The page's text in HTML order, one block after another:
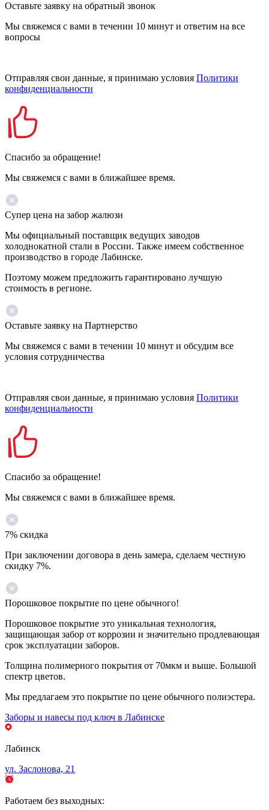
Оставьте заявку на обратный звонок
Мы свяжемся с вами в течении 10 минут и ответим на все
вопросы
Отправляя свои данные, я принимаю условия Политики
конфиденциальности
Спасибо за обращение!
Мы свяжемся с вами в ближайшее время.
Супер цена на забор жалюзи
Мы официальный поставщик ведущих заводов
холоднокатной стали в России. Также имеем собственное
производство в городе Лабинске.
Поэтому можем предложить гарантировано лучшую
стоимость в регионе.
Оставьте заявку на Партнерство
Мы свяжемся с вами в течении 10 минут и обсудим все
условия сотрудничества
Отправляя свои данные, я принимаю условия Политики
конфиденциальности
Спасибо за обращение!
Мы свяжемся с вами в ближайшее время.
7% скидка
При заключении договора в день замера, сделаем честную
скидку 7%.
Порошковое покрытие по цене обычного!
Порошковое покрытие это уникальная технология,
защищающая забор от коррозии и значительно продлевающая
срок эксплуатации заборов.
Толщина полимерного покрытия от 70мкм и выше. Большой
спектр цветов.
Мы предлагаем это покрытие по цене обычного полиэстера.
Заборы и навесы под ключ в Лабинске
Лабинск
ул. Заслонова, 21
Работаем без выходных: